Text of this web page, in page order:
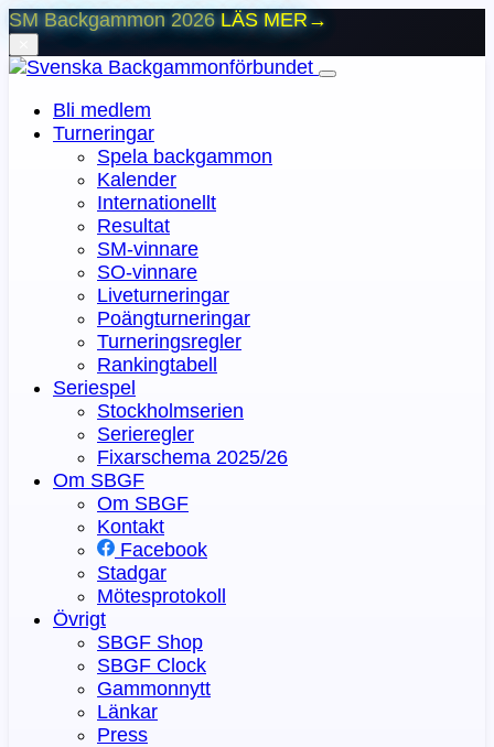
SM Backgammon 2026 LÄS MER →
Bli medlem
Turneringar
Spela backgammon
Kalender
Internationellt
Resultat
SM-vinnare
SO-vinnare
Liveturneringar
Poängturneringar
Turneringsregler
Rankingtabell
Seriespel
Stockholmserien
Serieregler
Fixarschema 2025/26
Om SBGF
Om SBGF
Kontakt
Facebook
Stadgar
Mötesprotokoll
Övrigt
SBGF Shop
SBGF Clock
Gammonnytt
Länkar
Press